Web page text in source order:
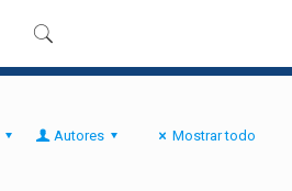
Autores Mostrar todo